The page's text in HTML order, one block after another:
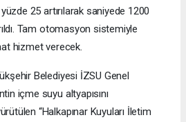
25 artırılarak saniyede 1200
Tam otomasyon sistemiyle
hizmet verecek.
Belediyesi İZSU Genel
içme suyu altyapısını
“Halkapınar Kuyuları İletim